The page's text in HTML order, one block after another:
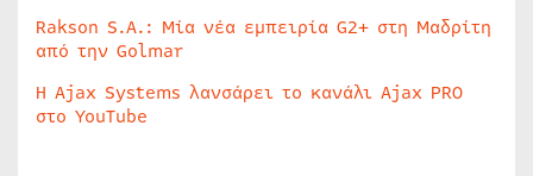
Rakson S.A.: Μία νέα εμπειρία G2+ στη Μαδρίτη
από την Golmar
Η Ajax Systems λανσάρει το κανάλι Ajax PRO
στο YouTube